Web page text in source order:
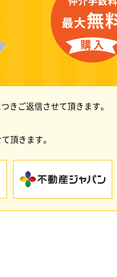
きご返信させて頂きます。
頂きます。